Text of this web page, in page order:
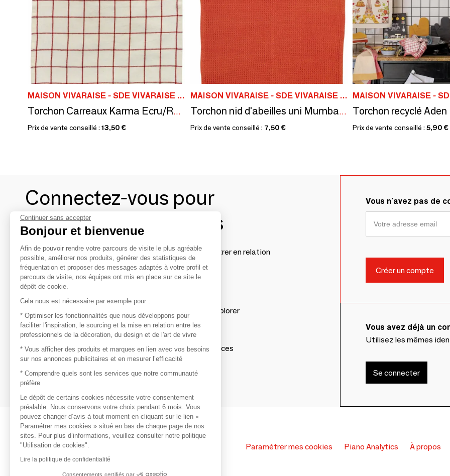
MAISON VIVARAISE - SDE VIVARAISE WINKLER
Torchon Carreaux Karma Ecru/Rouge 55 x 75
Prix de vente conseillé : 13,50 €
MAISON VIVARAISE - SDE VIVARAISE WINKLER
Torchon nid d'abeilles uni Mumba Marmelade 50 x 70
Prix de vente conseillé : 7,50 € Prix de vente conseillé : 5,90 €
Connectez-vous pour
contacter les marques
Afin de profiter au mieux de l'expérience MOM et de rentrer en relation
avec vos marques préférées, créez-vous un compte.
Découvrir
Les produits de milliers de fournisseurs à explorer
S'inspirer
Inspiration et sélections de produits tendances
Contacter
Vous n'avez pas de
Vous avez déjà un
Utilisez les mêmes
Se connecter
Paramétrer mes cookies Piano Analytics À propos
Continuer sans accepter
Bonjour et bienvenue
Afin de pouvoir rendre votre parcours de visite le plus agréable
possible, améliorer nos produits, générer des statistiques de
fréquentation et proposer des messages adaptés à votre profil et
parcours de visite, nos équipes ont mis en place sur ce site le
dépôt de cookie.
Cela nous est nécessaire par exemple pour :
* Optimiser les fonctionnalités que nous développons pour
faciliter l'inspiration, le sourcing et la mise en relation entre les
professionnels de la décoration, du design et de l'art de vivre
* Vous afficher des produits et marques en lien avec vos besoins
sur nos annonces publicitaires et en mesurer l’efficacité
* Comprendre quels sont les services que notre communauté
préfère
Le dépôt de certains cookies nécessite votre consentement
préalable. Nous conservons votre choix pendant 6 mois. Vous
pouvez changer d’avis à tout moment en cliquant sur le lien «
Paramétrer mes cookies » situé en bas de chaque page de nos
sites. Pour plus d’informations, veuillez consulter notre politique
"Utilisation de cookies".
Lire la politique de confidentialité
Consentements certifiés par